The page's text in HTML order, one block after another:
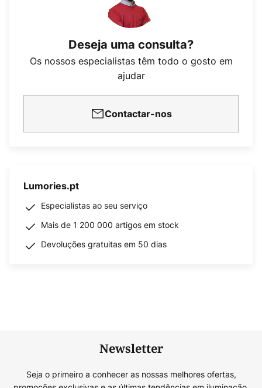
Deseja uma consulta?
Os nossos especialistas têm todo o gosto em
ajudar
Contactar-nos
Lumories.pt
Especialistas ao seu serviço
Mais de 1 200 000 artigos em stock
Devoluções gratuitas em 50 dias
Newsletter
Seja o primeiro a conhecer as nossas melhores ofertas,